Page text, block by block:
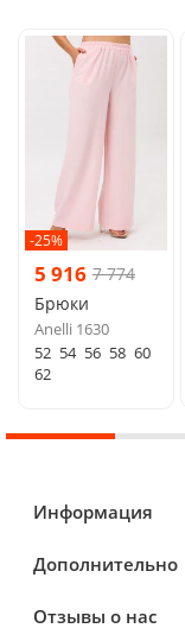
-25%
5 916 7 774
Брюки
Anelli 1630
52 54 56 58 60
62
Информация
Дополнительно
Отзывы о нас